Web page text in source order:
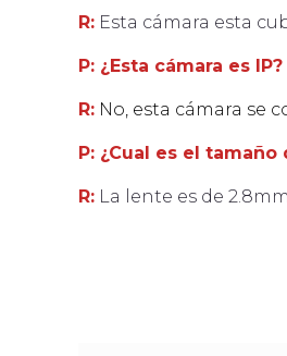
R: Esta cámara esta
P: ¿Esta cámara es IP?
R: No, esta cámara se
P: ¿Cual es el
R: La lente es de